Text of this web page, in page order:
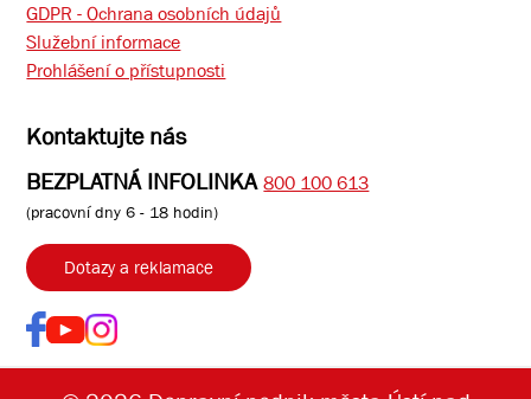
GDPR - Ochrana osobních údajů
Služební informace
Prohlášení o přístupnosti
Kontaktujte nás
BEZPLATNÁ INFOLINKA 800 100 613
(pracovní dny 6 - 18 hodin)
Dotazy a reklamace